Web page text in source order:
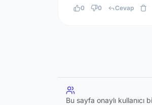
0 0 Cevap
Bu sayfa onaylı kullanıcı